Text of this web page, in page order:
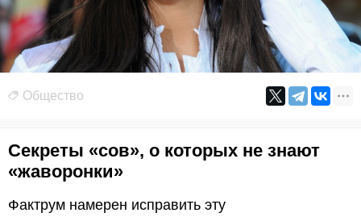
Общество
Секреты «сов», о которых не знают
«жаворонки»
Фактрум намерен исправить эту